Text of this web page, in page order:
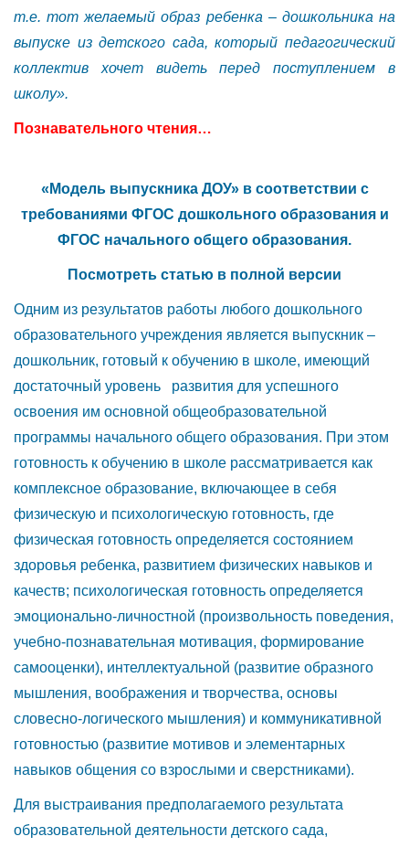
т.е. тот желаемый образ ребенка – дошкольника на
выпуске из детского сада, который педагогический
коллектив хочет видеть перед поступлением в
школу».
Познавательного чтения…
«Модель выпускника ДОУ» в соответствии с
требованиями ФГОС дошкольного образования и
ФГОС начального общего образования.
Посмотреть статью в полной версии
Одним из результатов работы любого дошкольного
образовательного учреждения является выпускник –
дошкольник, готовый к обучению в школе, имеющий
достаточный уровень развития для успешного
освоения им основной общеобразовательной
программы начального общего образования. При этом
готовность к обучению в школе рассматривается как
комплексное образование, включающее в себя
физическую и психологическую готовность, где
физическая готовность определяется состоянием
здоровья ребенка, развитием физических навыков и
качеств; психологическая готовность определяется
эмоционально-личностной (произвольность поведения,
учебно-познавательная мотивация, формирование
самооценки), интеллектуальной (развитие образного
мышления, воображения и творчества, основы
словесно-логического мышления) и коммуникативной
готовностью (развитие мотивов и элементарных
навыков общения со взрослыми и сверстниками).
Для выстраивания предполагаемого результата
образовательной деятельности детского сада,